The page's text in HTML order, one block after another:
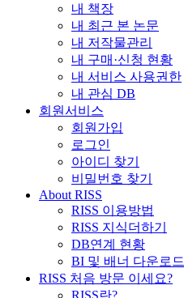
내 책장
내 최근 본 논문
내 저작물관리
내 구매·신청 현황
내 서비스 사용권한
내 관심 DB
회원서비스
회원가입
로그인
아이디 찾기
비밀번호 찾기
About RISS
RISS 이용방법
RISS 지식더하기
DB연계 현황
BI 및 배너 다운로드
RISS 처음 방문 이세요?